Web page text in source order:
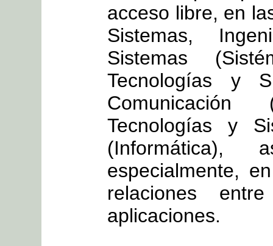
acceso libre, en
Sistemas,
Sistemas
Tecnologías y
Tecnologías y
especialmente,
relaciones
aplicaciones.